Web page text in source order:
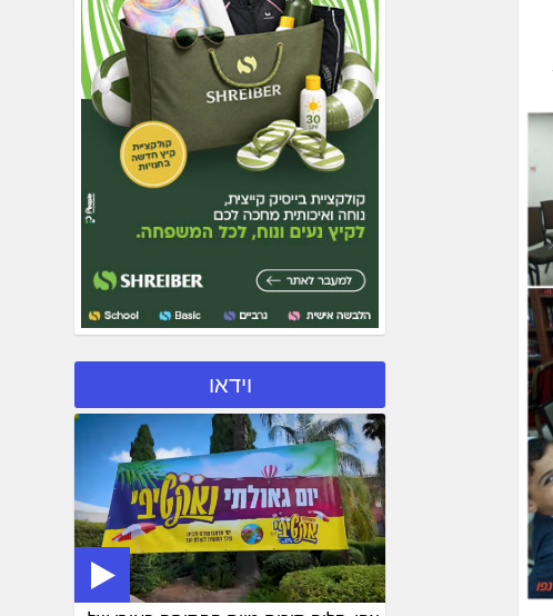
וידאו